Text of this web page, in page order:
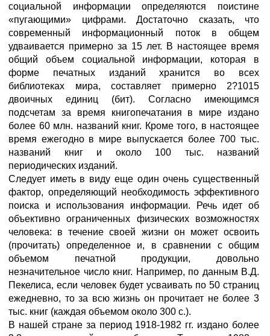
социальной информации определяются поистине
«пугающими» цифрами. Достаточно сказать, что
современный информационный поток в общем
удваивается примерно за 15 лет. В настоящее время
общий объем социальной информации, которая в
форме печатных изданий хранится во всех
библиотеках мира, составляет примерно 2?1015
двоичных единиц (бит). Согласно имеющимся
подсчетам за время книгопечатания в мире издано
более 60 млн. названий книг. Кроме того, в настоящее
время ежегодно в мире выпускается более 700 тыс.
названий книг и около 100 тыс. названий
периодических изданий.
Следует иметь в виду еще один очень существенный
фактор, определяющий необходимость эффективного
поиска и использования информации. Речь идет об
объективно ограниченных физических возможностях
человека: в течение своей жизни он может освоить
(прочитать) определенное и, в сравнении с общим
объемом печатной продукции, довольно
незначительное число книг. Например, по данным В.Д.
Пекелиса, если человек будет усваивать по 50 страниц
ежедневно, то за всю жизнь он прочитает не более 3
тыс. книг (каждая объемом около 300 с.).
В нашей стране за период 1918-1982 гг. издано более